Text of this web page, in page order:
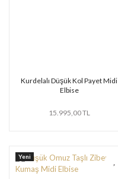
Kurdelalı Düşük Kol Payet Midi
Elbise
15.995,00 TL
Yeni